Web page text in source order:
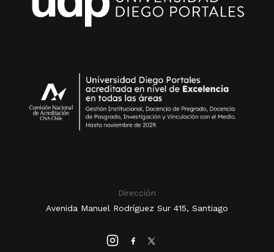
Dirección
Avenida Manuel Rodríguez Sur 415, Santiago